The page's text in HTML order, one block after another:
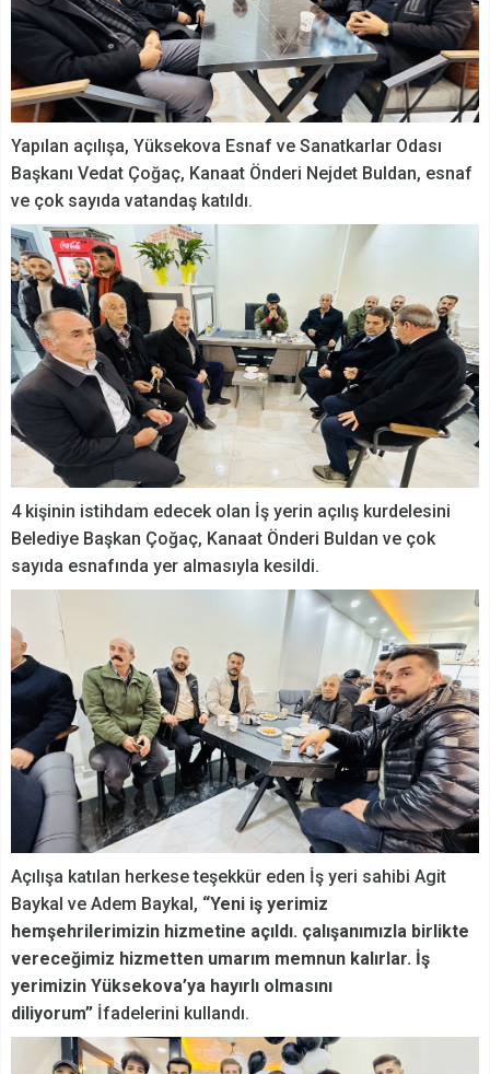
Yapılan açılışa, Yüksekova Esnaf ve Sanatkarlar Odası
Başkanı Vedat Çoğaç, Kanaat Önderi Nejdet Buldan, esnaf
ve çok sayıda vatandaş katıldı.
4 kişinin istihdam edecek olan İş yerin açılış kurdelesini
Belediye Başkan Çoğaç, Kanaat Önderi Buldan ve çok
sayıda esnafında yer almasıyla kesildi.
Açılışa katılan herkese teşekkür eden İş yeri sahibi Agit
Baykal ve Adem Baykal, “Yeni iş yerimiz
hemşehrilerimizin hizmetine açıldı. çalışanımızla birlikte
vereceğimiz hizmetten umarım memnun kalırlar. İş
yerimizin Yüksekova’ya hayırlı olmasını
diliyorum” İfadelerini kullandı.